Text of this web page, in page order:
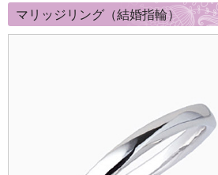
マリッジリング（結婚指輪）